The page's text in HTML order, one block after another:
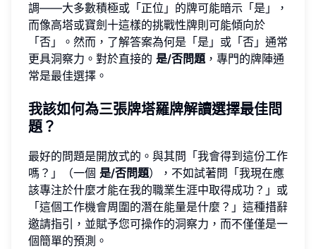
調——大多數積極或「正位」的牌可能暗示「是」，
而像高塔或寶劍十這樣的挑戰性牌則可能傾向於
「否」。然而，了解答案為何是「是」或「否」通常
更具洞察力。對於直接的 是/否問題，專門的牌陣通
常是最佳選擇。
我該如何為三張牌塔羅牌解讀選擇最佳問
題？
最好的問題是開放式的。與其問「我會得到這份工作
嗎？」（一個 是/否問題），不如試著問「我現在應
該專注於什麼才能在我的職業生涯中取得成功？」或
「這個工作機會周圍的潛在能量是什麼？」這種措辭
邀請指引，並賦予您可操作的洞察力，而不僅僅是一
個簡單的預測。